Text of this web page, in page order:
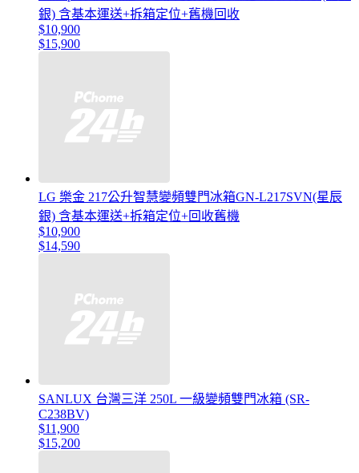
銀) 含基本運送+拆箱定位+舊機回收
$10,900
$15,900
LG 樂金 217公升智慧變頻雙門冰箱GN-L217SVN(星辰
銀) 含基本運送+拆箱定位+回收舊機
$10,900
$14,590
SANLUX 台灣三洋 250L 一級變頻雙門冰箱 (SR-
C238BV)
$11,900
$15,200